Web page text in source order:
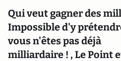
Qui veut gagner des
Impossible d'y
vous n'êtes pas déjà
milliardaire ! , Le Point